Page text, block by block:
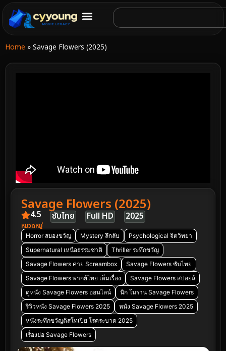
Home » Savage Flowers (2025)
Savage Flowers (2025)
4.5 ซับไทย Full HD 2025
หมวดหมู่
Horror สยองขวัญ Mystery ลึกลับ
Psychological จิตวิทยา
Supernatural เหนือธรรมชาติ
Thriller ระทึกขวัญ
Savage Flowers ค่าย Screambox
Savage Flowers ซับไทย
Savage Flowers พากย์ไทย เต็มเรื่อง
Savage Flowers สปอยล์
ดูหนัง Savage Flowers ออนไลน์
นิก โมราน Savage Flowers
รีวิวหนัง Savage Flowers 2025
หนัง Savage Flowers 2025
หนังระทึกขวัญดิสโทเปีย โรคระบาด 2025
เรื่องย่อ Savage Flowers